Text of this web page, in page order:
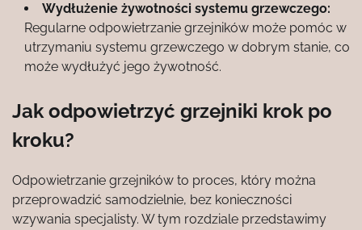
Wydłużenie żywotności systemu grzewczego:
Regularne odpowietrzanie grzejników może pomóc w
utrzymaniu systemu grzewczego w dobrym stanie, co
może wydłużyć jego żywotność.
Jak odpowietrzyć grzejniki krok po
kroku?
Odpowietrzanie grzejników to proces, który można
przeprowadzić samodzielnie, bez konieczności
wzywania specjalisty. W tym rozdziale przedstawimy